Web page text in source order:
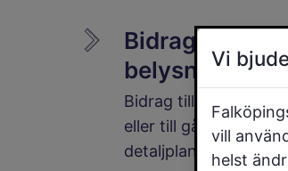
Bidrag till
Bidrag till
eller till
detaljplanelagt
Vi
vill
helst